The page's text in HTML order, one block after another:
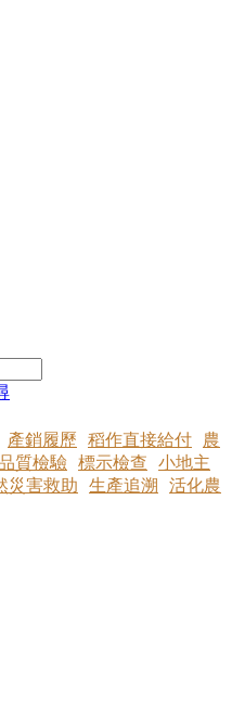
產銷履歷 稻作直接給付
農
質檢驗 標示檢查
小地主
災害救助 生產追溯
活化農